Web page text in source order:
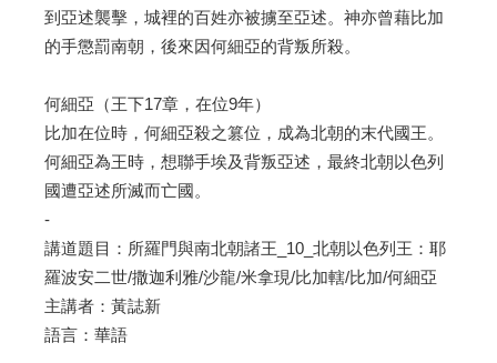
到亞述襲擊，城裡的百姓亦被擄至亞述。神亦曾藉比加
的手懲罰南朝，後來因何細亞的背叛所殺。
何細亞（王下17章，在位9年）
比加在位時，何細亞殺之篡位，成為北朝的末代國王。
何細亞為王時，想聯手埃及背叛亞述，最終北朝以色列
國遭亞述所滅而亡國。
-
講道題目：所羅門與南北朝諸王_10_北朝以色列王：耶
羅波安二世/撒迦利雅/沙龍/米拿現/比加轄/比加/何細亞
主講者：黃誌新
語言：華語